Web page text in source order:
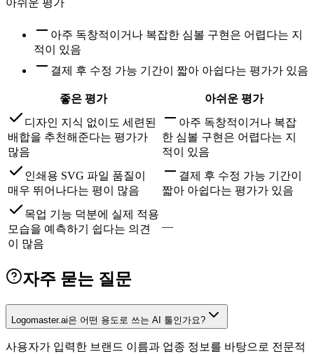
아주 독창적이거나 복잡한 심볼 구현은 어렵다는 지
적이 있음
결제 후 수정 가능 기간이 짧아 아쉽다는 평가가 있음
좋은 평가
아쉬운 평가
디자인 지식 없이도 세련된
배합을 추천해준다는 평가가
많음
아주 독창적이거나 복잡
한 심볼 구현은 어렵다는 지
적이 있음
인쇄용 SVG 파일 품질이
매우 뛰어나다는 평이 많음
결제 후 수정 가능 기간이
짧아 아쉽다는 평가가 있음
목업 기능 덕분에 실제 적용
모습을 예측하기 쉽다는 의견
이 많음
—
자주 묻는 질문
Logomaster.ai은 어떤 용도로 쓰는 AI 툴인가요?
사용자가 입력한 브랜드 이름과 업종 정보를 바탕으로 전문적